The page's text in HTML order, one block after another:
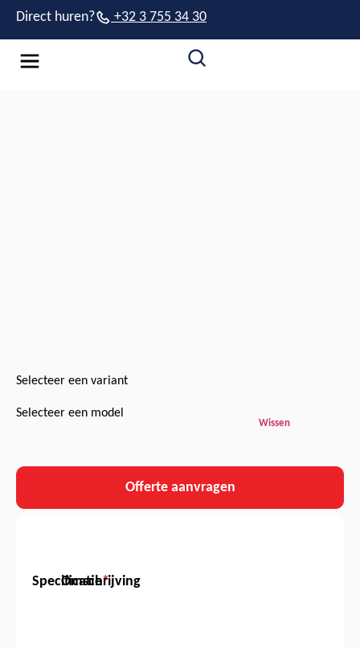
Direct huren? +32 3 755 34 30
Selecteer een variant
Selecteer een model
Wissen
Offerte aanvragen
Specificatie*
Omschrijving